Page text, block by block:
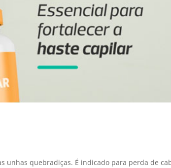
unhas quebradiças. É indicado para perda de